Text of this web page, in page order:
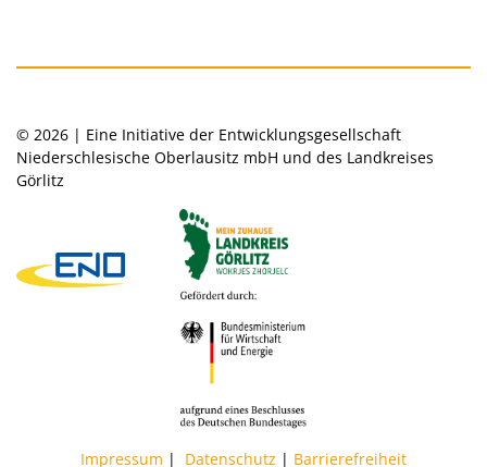
© 2026 | Eine Initiative der Entwicklungsgesellschaft
Niederschlesische Oberlausitz mbH und des Landkreises
Görlitz
Impressum | Datenschutz | Barrierefreiheit